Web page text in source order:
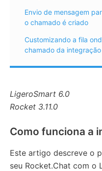
Envio de mensagem
o chamado é criado
Customizando a fila
chamado da integração
LigeroSmart 6.0
Rocket 3.11.0
Como funciona a
Este artigo descreve o
seu Rocket.Chat com o